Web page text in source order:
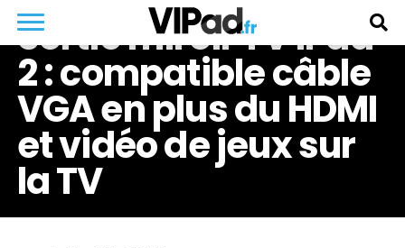
Sortie miroir TV iPad
2 : compatible câble
VGA en plus du HDMI
et vidéo de jeux sur
la TV